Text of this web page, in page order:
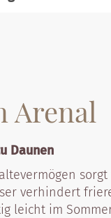
Arenal
Daunen
verhindert
leicht im